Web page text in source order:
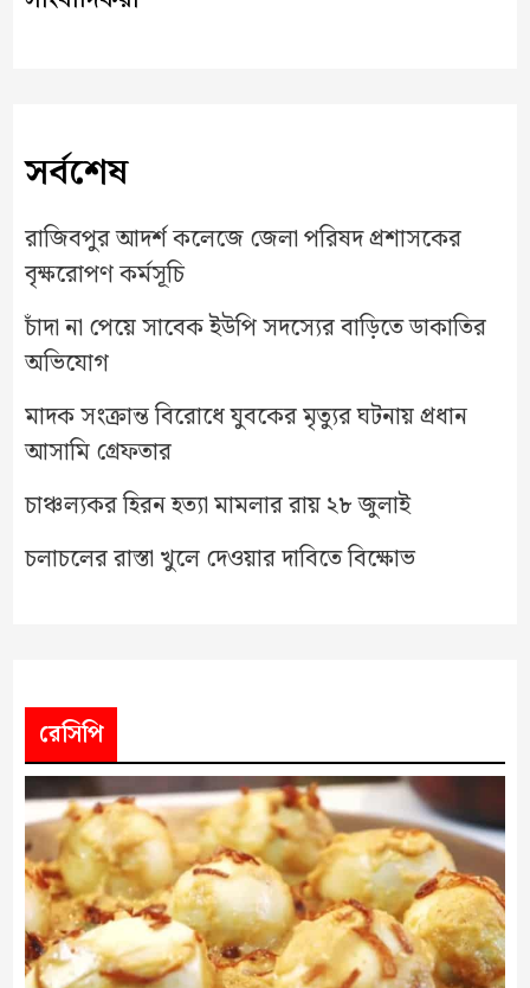
সর্বশেষ
রাজিবপুর আদর্শ কলেজে জেলা পরিষদ প্রশাসকের
বৃক্ষরোপণ কর্মসূচি
চাঁদা না পেয়ে সাবেক ইউপি সদস্যের বাড়িতে ডাকাতির
অভিযোগ
মাদক সংক্রান্ত বিরোধে যুবকের মৃত্যুর ঘটনায় প্রধান
আসামি গ্রেফতার
চাঞ্চল্যকর হিরন হত্যা মামলার রায় ২৮ জুলাই
চলাচলের রাস্তা খুলে দেওয়ার দাবিতে বিক্ষোভ
রেসিপি